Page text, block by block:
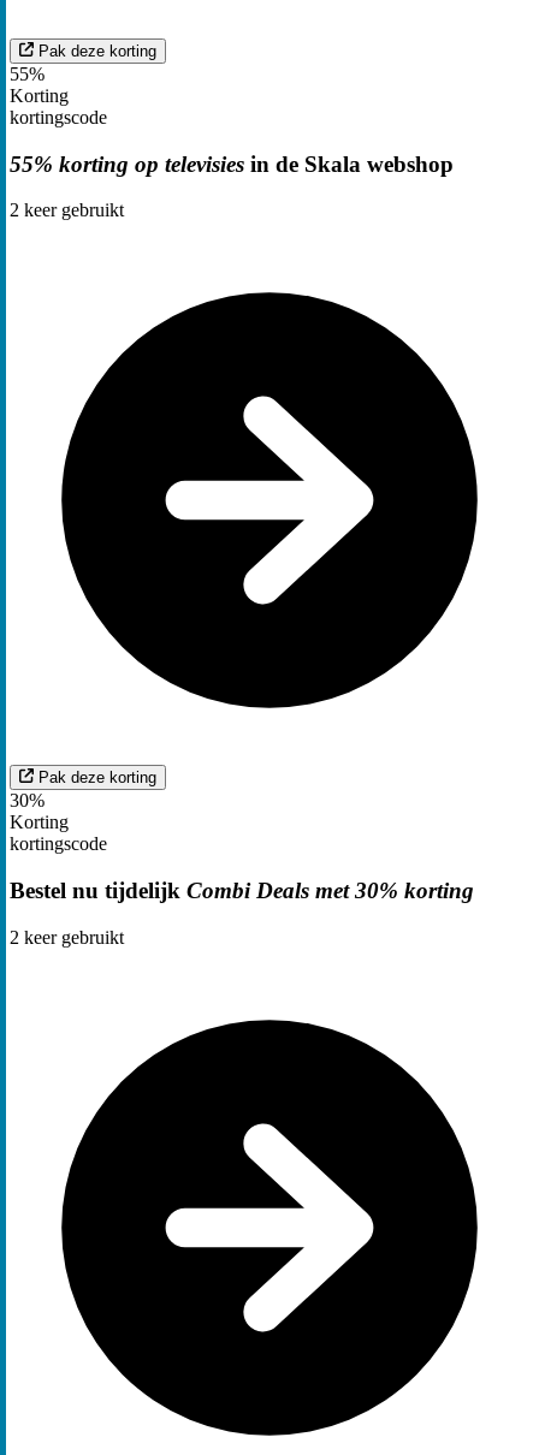
Pak deze korting
55%
Korting
kortingscode
55% korting op televisies in de Skala webshop
2 keer gebruikt
Pak deze korting
30%
Korting
kortingscode
Bestel nu tijdelijk Combi Deals met 30% korting
2 keer gebruikt